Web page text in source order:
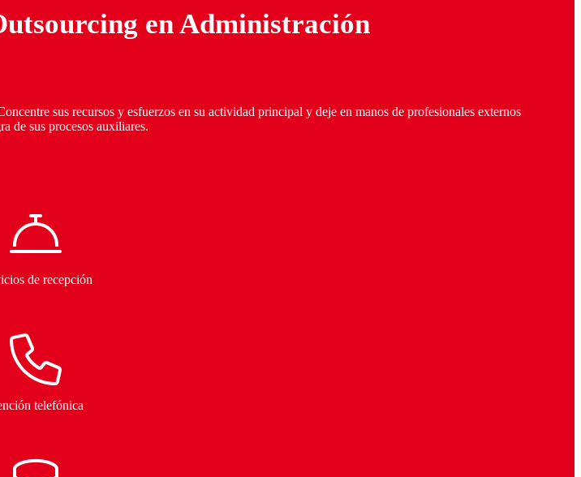
enAdministración
sus recursos y esfuerzos en su actividad principal y deje en manos de profesionales externos
de sus procesos auxiliares.
de recepción
telefónica